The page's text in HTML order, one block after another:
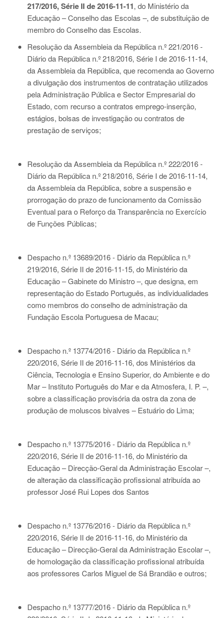
217/2016, Série II de 2016-11-11, do Ministério da
Educação – Conselho das Escolas –, de substituição de
membro do Conselho das Escolas.
Resolução da Assembleia da República n.º 221/2016 -
Diário da República n.º 218/2016, Série I de 2016-11-14,
da Assembleia da República, que recomenda ao Governo
a divulgação dos instrumentos de contratação utilizados
pela Administração Pública e Sector Empresarial do
Estado, com recurso a contratos emprego-inserção,
estágios, bolsas de investigação ou contratos de
prestação de serviços;
Resolução da Assembleia da República n.º 222/2016 -
Diário da República n.º 218/2016, Série I de 2016-11-14,
da Assembleia da República, sobre a suspensão e
prorrogação do prazo de funcionamento da Comissão
Eventual para o Reforço da Transparência no Exercício
de Funções Públicas;
Despacho n.º 13689/2016 - Diário da República n.º
219/2016, Série II de 2016-11-15, do Ministério da
Educação – Gabinete do Ministro –, que designa, em
representação do Estado Português, as individualidades
como membros do conselho de administração da
Fundação Escola Portuguesa de Macau;
Despacho n.º 13774/2016 - Diário da República n.º
220/2016, Série II de 2016-11-16, dos Ministérios da
Ciência, Tecnologia e Ensino Superior, do Ambiente e do
Mar – Instituto Português do Mar e da Atmosfera, I. P. –,
sobre a classificação provisória da ostra da zona de
produção de moluscos bivalves – Estuário do Lima;
Despacho n.º 13775/2016 - Diário da República n.º
220/2016, Série II de 2016-11-16, do Ministério da
Educação – Direcção-Geral da Administração Escolar –,
de alteração da classificação profissional atribuída ao
professor José Rui Lopes dos Santos
Despacho n.º 13776/2016 - Diário da República n.º
220/2016, Série II de 2016-11-16, do Ministério da
Educação – Direcção-Geral da Administração Escolar –,
de homologação da classificação profissional atribuída
aos professores Carlos Miguel de Sá Brandão e outros;
Despacho n.º 13777/2016 - Diário da República n.º